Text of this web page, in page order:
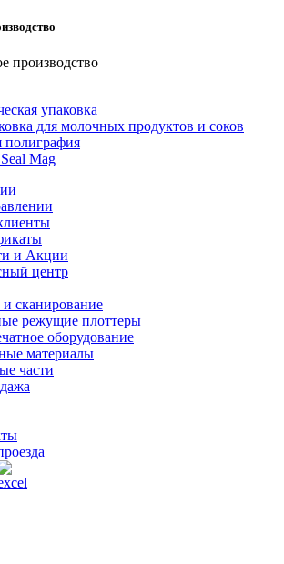
упаковка
для молочных продуктов и соков
полиграфия
Mag
и Акции
центр
и сканирование
режущие плоттеры
оборудование
материалы
части